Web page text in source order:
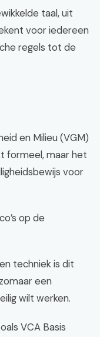
taal, uit
voor iedereen
regels tot de
en Milieu (VGM)
formeel, maar het
voor
op de
techniek is dit
een
wilt werken.
VCA Basis